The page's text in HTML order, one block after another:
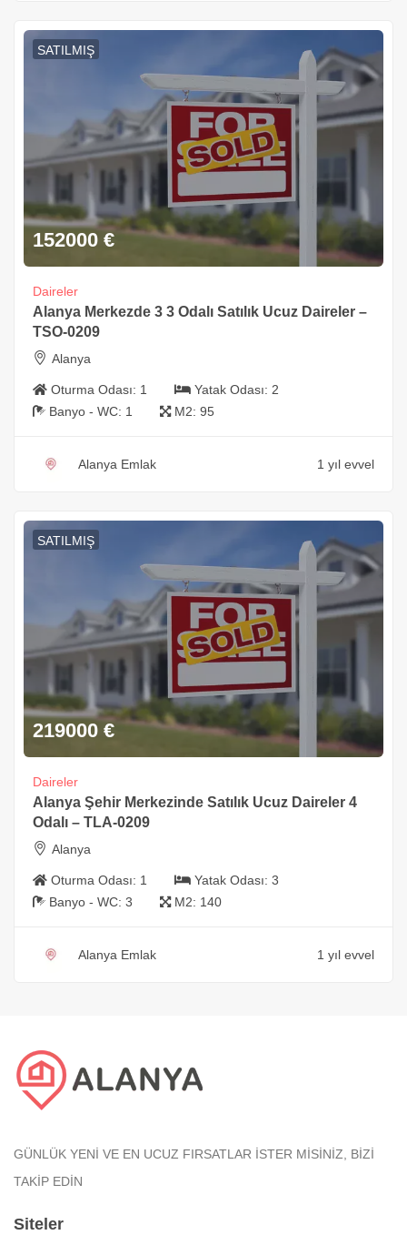
SATILMIŞ
152000 €
Daireler
Alanya Merkezde 3 3 Odalı Satılık Ucuz Daireler –
TSO-0209
Alanya
Oturma Odası: 1 Yatak Odası: 2
Banyo - WC: 1 M2: 95
Alanya Emlak 1 yıl evvel
SATILMIŞ
219000 €
Daireler
Alanya Şehir Merkezinde Satılık Ucuz Daireler 4
Odalı – TLA-0209
Alanya
Oturma Odası: 1 Yatak Odası: 3
Banyo - WC: 3 M2: 140
Alanya Emlak 1 yıl evvel
GÜNLÜK YENİ VE EN UCUZ FIRSATLAR İSTER MİSİNİZ, BİZİ
TAKİP EDİN
Siteler